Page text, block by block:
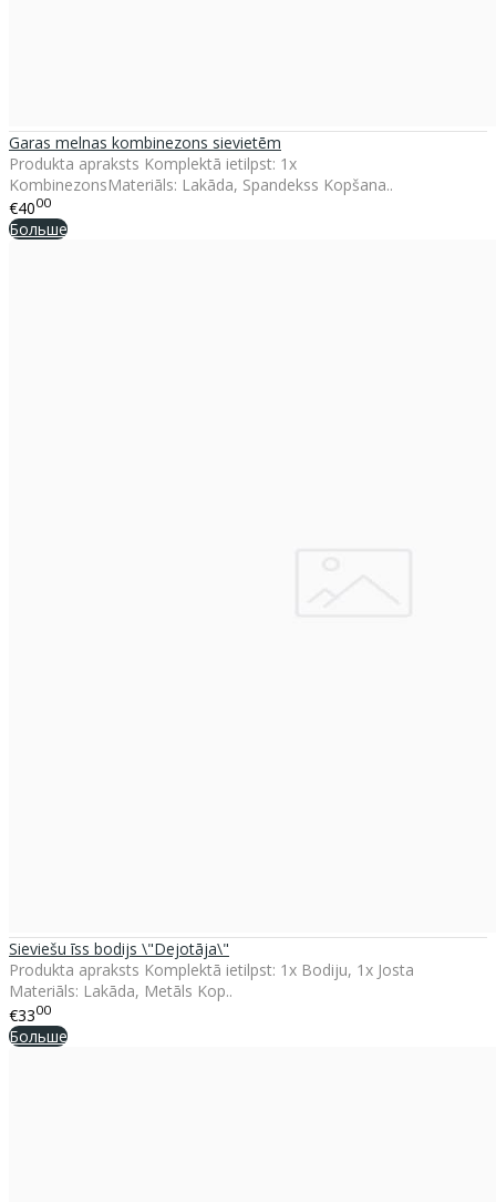
Garas melnas kombinezons sievietēm
Produkta apraksts Komplektā ietilpst: 1x
KombinezonsMateriāls: Lakāda, Spandekss Kopšana..
€4000
Больше
Sieviešu īss bodijs \"Dejotāja\"
Produkta apraksts Komplektā ietilpst: 1x Bodiju, 1x Josta
Materiāls: Lakāda, Metāls Kop..
€3300
Больше